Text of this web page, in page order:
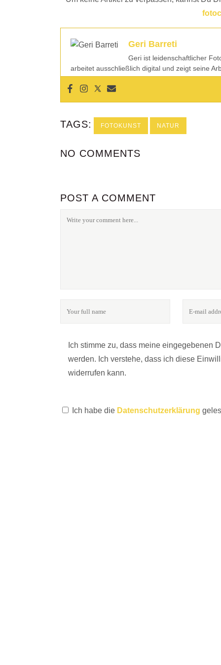
Geri Barreti
Geri ist leidenschaftlicher
arbeitet ausschließlich digital und zeigt seine
TAGS: FOTOKUNST NATUR
NO COMMENTS
POST A COMMENT
Ich stimme zu, dass meine eingegebenen
werden. Ich verstehe, dass ich diese
widerrufen kann.
Ich habe die Datenschutzerklärung